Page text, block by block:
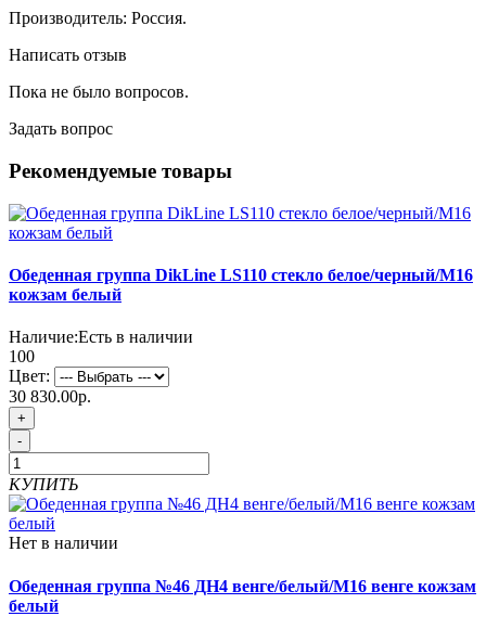
Производитель: Россия.
Написать отзыв
Пока не было вопросов.
Задать вопрос
Рекомендуемые товары
Обеденная группа DikLine LS110 стекло белое/черный/М16
кожзам белый
Наличие:Есть в наличии
100
Цвет:
30 830.00р.
+
-
КУПИТЬ
Нет в наличии
Обеденная группа №46 ДН4 венге/белый/М16 венге кожзам
белый